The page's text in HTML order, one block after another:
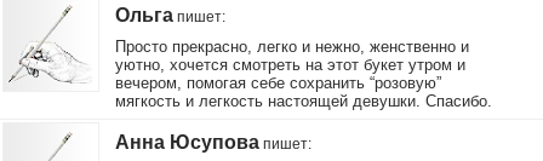
Ольга пишет:
Просто прекрасно, легко и нежно, женственно и
уютно, хочется смотреть на этот букет утром и
вечером, помогая себе сохранить “розовую”
мягкость и легкость настоящей девушки. Спасибо.
Анна Юсупова пишет: